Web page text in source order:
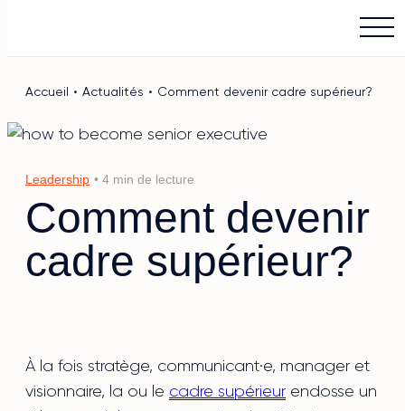
Menu
Accueil • Actualités • Comment devenir cadre supérieur?
Leadership • 4 min de lecture
Comment devenir
cadre supérieur?
À la fois stratège, communicant·e, manager et
visionnaire, la ou le cadre supérieur endosse un